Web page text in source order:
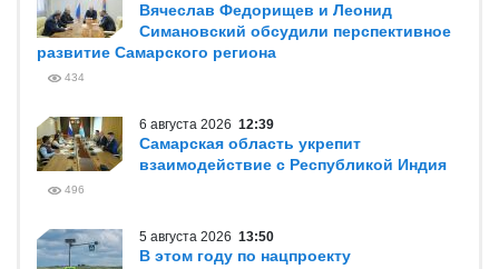
Вячеслав Федорищев и Леонид
Симановский обсудили перспективное
развитие Самарского региона
434
6 августа 2026 12:39
Самарская область укрепит
взаимодействие с Республикой Индия
496
5 августа 2026 13:50
В этом году по нацпроекту